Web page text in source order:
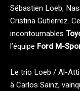
Sébastien Loeb,
Cristina Gutierrez.
incontournables
l’équipe Ford M-
Le trio Loeb / Al-
à Carlos Sainz,